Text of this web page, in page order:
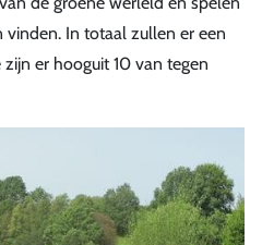
In totaal zullen er een
er hooguit 10 van tegen